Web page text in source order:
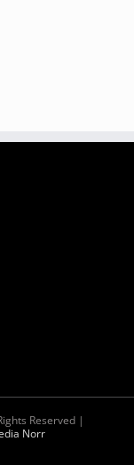
Reserved |
Norr